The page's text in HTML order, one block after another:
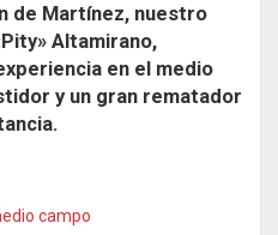
de Martínez, nuestro
Altamirano,
en el medio
y un gran rematador
campo